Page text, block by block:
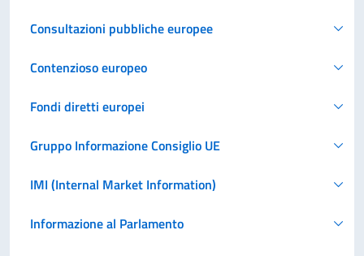
Consultazioni pubbliche europee
Contenzioso europeo
Fondi diretti europei
Gruppo Informazione Consiglio UE
IMI (Internal Market Information)
Informazione al Parlamento